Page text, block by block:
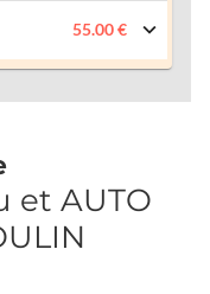
55.00 €
et AUTO